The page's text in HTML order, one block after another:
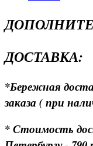
ДОСТАВКА:
*Бережная
заказа ( при
* Стоимость